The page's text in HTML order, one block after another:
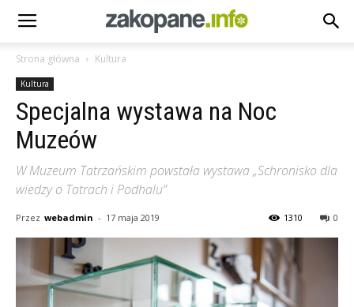
Strona główna Kultura
Kultura
Specjalna wystawa na Noc
Muzeów
W Muzeum Tatrzańskim powstała wystawa „Schronisko dla
wiedzy o Tatrach i Podhalu”
Przez webadmin - 17 maja 2019 0
1310